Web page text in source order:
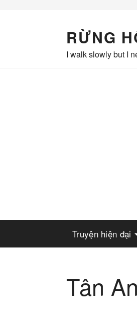
RỪNG
I walk slowly but I
Truyện hiện đại
Tân